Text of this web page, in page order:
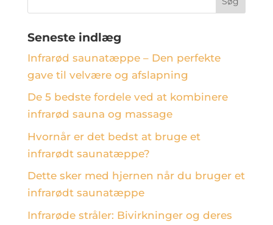
Seneste indlæg
Infrarød saunatæppe – Den perfekte
gave til velvære og afslapning
De 5 bedste fordele ved at kombinere
infrarød sauna og massage
Hvornår er det bedst at bruge et
infrarødt saunatæppe?
Dette sker med hjernen når du bruger et
infrarødt saunatæppe
Infrarøde stråler: Bivirkninger og deres